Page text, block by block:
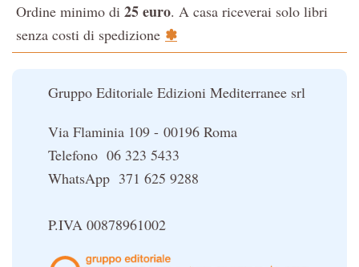
La Cabala
Il potere del serpente
Ordine minimo di 25 euro. A casa riceverai solo libri
senza costi di spedizione ✽
Gruppo Editoriale Edizioni Mediterranee srl
Via Flaminia 109 - 00196 Roma
Telefono 06 323 5433
WhatsApp 371 625 9288
P.IVA 00878961002